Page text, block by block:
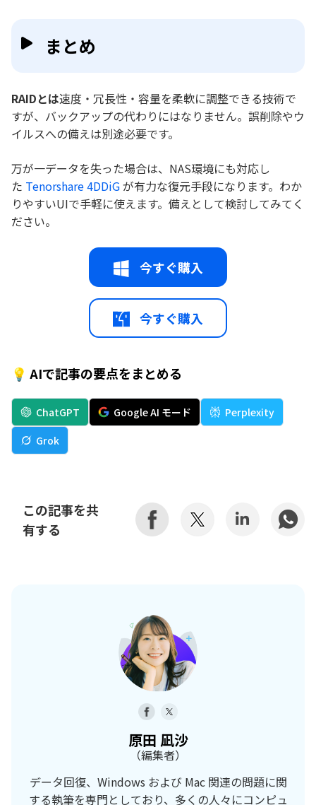
まとめ
RAIDとは速度・冗長性・容量を柔軟に調整できる技術で
すが、バックアップの代わりにはなりません。誤削除やウ
イルスへの備えは別途必要です。
万が一データを失った場合は、NAS環境にも対応し
た Tenorshare 4DDiGが有力な復元手段になります。わか
りやすいUIで手軽に使えます。備えとして検討してみてく
ださい。
今すぐ購入
今すぐ購入
💡 AIで記事の要点をまとめる
ChatGPT Google AI モード
Perplexity
Grok
この記事を共
有する
原田 凪沙
（編集者）
データ回復、Windows および Mac 関連の問題に関
する執筆を専門としており、多くの人々にコンピュ